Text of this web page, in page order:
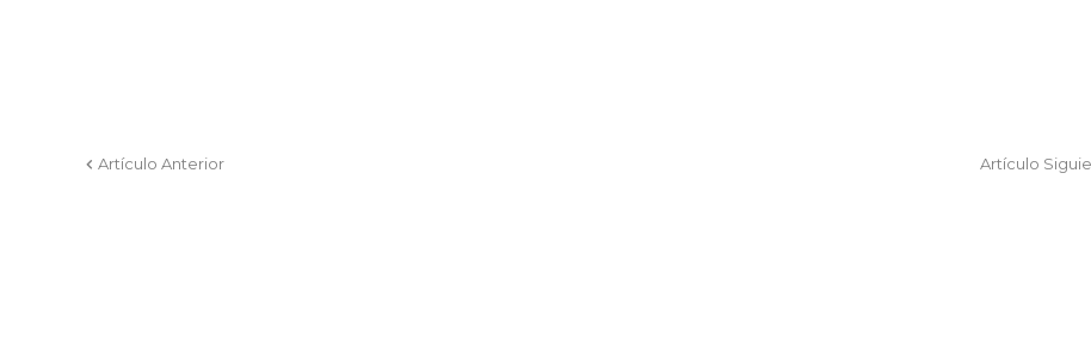
Artículo Anterior Artículo